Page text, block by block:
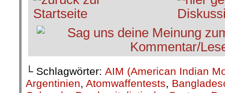
└ Schlagwörter: AIM (American Indian
Argentinien, Atomwaffentests,